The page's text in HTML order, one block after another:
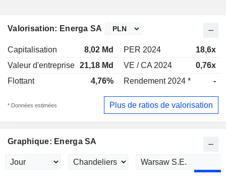
Valorisation: Energa SA
Capitalisation 8,02 Md PER 2024
18,6x
Valeur d'entreprise 21,18 Md VE / CA 2024
0,76x
Flottant
4,76% Rendement 2024 * -
* Données estimées Plus de ratios de valorisation
Graphique: Energa SA